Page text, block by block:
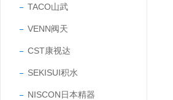
TACO山武
VENN阀天
CST康视达
SEKISUI积水
NISCON日本精器